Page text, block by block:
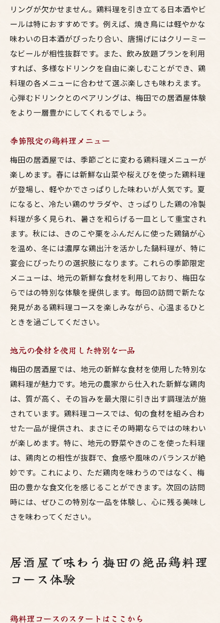
必ず食べたい鶏料理ベスト3
居酒屋での鶏料理コースの選び方
特典付きのコース紹介
隠れた名店とその魅力
鶏料理と相性の良いドリンク
お得に楽しめるコース情報
梅田で鶏料理コースを楽しむならこの居酒屋へ
地元で人気の居酒屋紹介
予約必須の人気コース
店主おすすめの一品
初めての人にも安心のメニュー
リピーター続出の秘訣
リングが欠かせません。鶏料理を引き立てる日本酒やビ
ールは特におすすめです。例えば、焼き鳥には軽やかな
味わいの日本酒がぴったり合い、唐揚げにはクリーミー
なビールが相性抜群です。また、飲み放題プランを利用
すれば、多様なドリンクを自由に楽しむことができ、鶏
料理の各メニューに合わせて選ぶ楽しさも味わえます。
心弾むドリンクとのペアリングは、梅田での居酒屋体験
をより一層豊かにしてくれるでしょう。
季節限定の鶏料理メニュー
梅田の居酒屋では、季節ごとに変わる鶏料理メニューが
楽しめます。春には新鮮な山菜や桜えびを使った鶏料理
が登場し、軽やかでさっぱりした味わいが人気です。夏
になると、冷たい鶏のサラダや、さっぱりした鶏の冷製
料理が多く見られ、暑さを和らげる一皿として重宝され
ます。秋には、きのこや栗をふんだんに使った鶏鍋が心
を温め、冬には濃厚な鶏出汁を活かした鍋料理が、特に
宴会にぴったりの選択肢になります。これらの季節限定
メニューは、地元の新鮮な食材を利用しており、梅田な
らではの特別な体験を提供します。毎回の訪問で新たな
発見がある鶏料理コースを楽しみながら、心温まるひと
ときを過ごしてください。
地元の食材を使用した特別な一品
梅田の居酒屋では、地元の新鮮な食材を使用した特別な
鶏料理が魅力です。地元の農家から仕入れた新鮮な鶏肉
は、質が高く、その旨みを最大限に引き出す調理法が施
されています。鶏料理コースでは、旬の食材を組み合わ
せた一品が提供され、まさにその時期ならではの味わい
が楽しめます。特に、地元の野菜やきのこを使った料理
は、鶏肉との相性が抜群で、食感や風味のバランスが絶
妙です。これにより、ただ鶏肉を味わうのではなく、梅
田の豊かな食文化を感じることができます。次回の訪問
時には、ぜひこの特別な一品を体験し、心に残る美味し
さを味わってください。
居酒屋で味わう梅田の絶品鶏料理
コース体験
鶏料理コースのスタートはここから